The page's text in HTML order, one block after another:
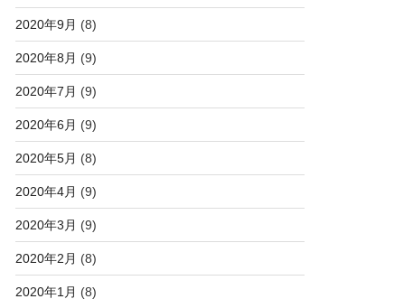
2020年9月 (8)
2020年8月 (9)
2020年7月 (9)
2020年6月 (9)
2020年5月 (8)
2020年4月 (9)
2020年3月 (9)
2020年2月 (8)
2020年1月 (8)